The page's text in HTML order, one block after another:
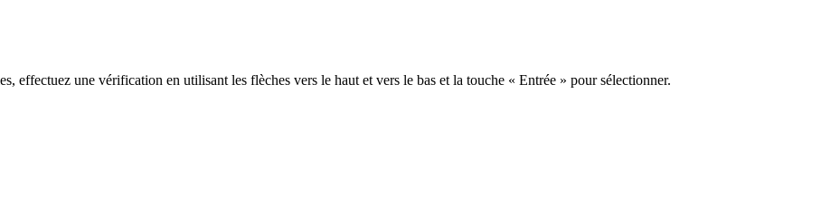
effectuez une vérification en utilisant les flèches vers le haut et vers le bas et la touche « Entrée » pour sélectionner.